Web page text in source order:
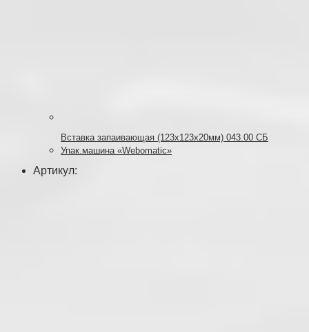
Вставка запаивающая (123х123х20мм) 043.00 СБ
Упак.машина «Webomatic»
Артикул: